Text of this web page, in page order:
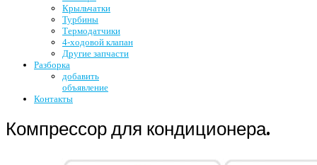
Крыльчатки
Турбины
Термодатчики
4-ходовой клапан
Другие запчасти
Разборка
добавить
объявление
Контакты
Компрессор для кондиционера.